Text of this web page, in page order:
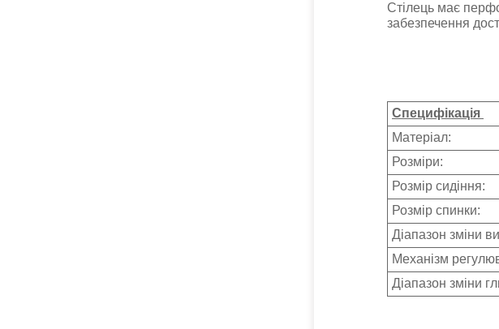
Стілець має
забезпечення
Специфікація
Матеріал:
Розміри:
Розмір сидіння:
Розмір спинки:
Діапазон зміни
Механізм
Діапазон зміни